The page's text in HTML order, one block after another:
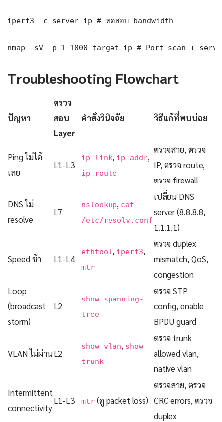
iperf3 -c server-ip # ทดสอบ bandwidth
nmap -sV -p 1-1000 target-ip # Port scan +
Troubleshooting Flowchart
ปัญหา
ตรวจ
สอบ
Layer
คำสั่งวินิจฉัย วิธีแก้ที่พบบ่อย
Ping ไม่ได้
เลย
L1-L3
ip link, ip addr,
ip route
ตรวจสาย, ตรวจ
IP, ตรวจ route,
ตรวจ firewall
DNS ไม่
resolve
L7
nslookup, cat
/etc/resolv.conf
เปลี่ยน DNS
server (8.8.8.8,
1.1.1.1)
Speed ช้า L1-L4
ethtool , iperf3,
mtr
ตรวจ duplex
mismatch, QoS,
congestion
Loop
(broadcast
storm)
L2
show spanning-
tree
ตรวจ STP
config, enable
BPDU guard
VLAN ไม่ผ่านL2
show vlan, show
trunk
ตรวจ trunk
allowed vlan,
native vlan
Intermittent
connectivity
L1-L3 mtr (ดู packet loss)
ตรวจสาย, ตรวจ
CRC errors, ตรวจ
duplex